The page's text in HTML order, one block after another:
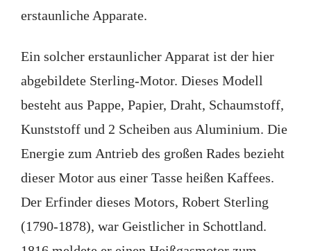
erstaunliche Apparate.
Ein solcher erstaunlicher Apparat ist der hier
abgebildete Sterling-Motor. Dieses Modell
besteht aus Pappe, Papier, Draht, Schaumstoff,
Kunststoff und 2 Scheiben aus Aluminium. Die
Energie zum Antrieb des großen Rades bezieht
dieser Motor aus einer Tasse heißen Kaffees.
Der Erfinder dieses Motors, Robert Sterling
(1790-1878), war Geistlicher in Schottland.